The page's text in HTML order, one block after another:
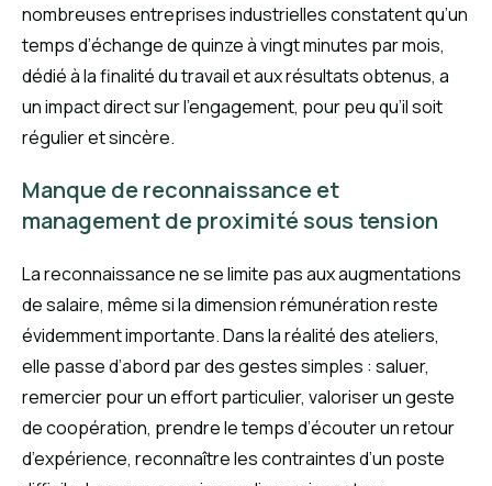
nombreuses entreprises industrielles constatent qu’un
temps d’échange de quinze à vingt minutes par mois,
dédié à la finalité du travail et aux résultats obtenus, a
un impact direct sur l’engagement, pour peu qu’il soit
régulier et sincère.
Manque de reconnaissance et
management de proximité sous tension
La reconnaissance ne se limite pas aux augmentations
de salaire, même si la dimension rémunération reste
évidemment importante. Dans la réalité des ateliers,
elle passe d’abord par des gestes simples : saluer,
remercier pour un effort particulier, valoriser un geste
de coopération, prendre le temps d’écouter un retour
d’expérience, reconnaître les contraintes d’un poste